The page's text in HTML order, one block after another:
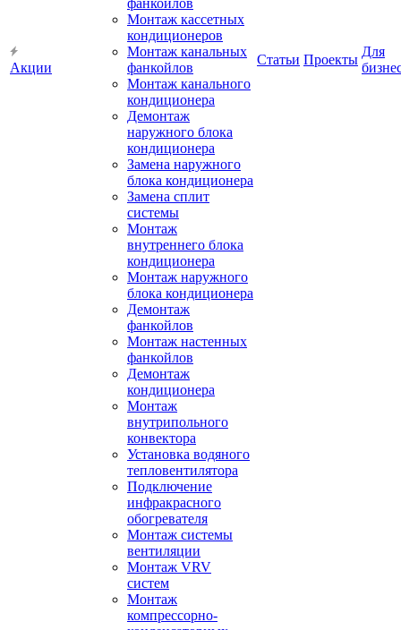
Акции
фанкойлов
Монтаж кассетных
кондиционеров
Монтаж канальных
фанкойлов
Монтаж канального
кондиционера
Демонтаж
наружного блока
кондиционера
Замена наружного
блока кондиционера
Замена сплит
системы
Монтаж
внутреннего блока
кондиционера
Монтаж наружного
блока кондиционера
Демонтаж
фанкойлов
Монтаж настенных
фанкойлов
Демонтаж
кондиционера
Монтаж
внутрипольного
конвектора
Установка водяного
тепловентилятора
Подключение
инфракрасного
обогревателя
Монтаж системы
вентиляции
Монтаж VRV
систем
Монтаж
компрессорно-
Статьи Проекты
Для